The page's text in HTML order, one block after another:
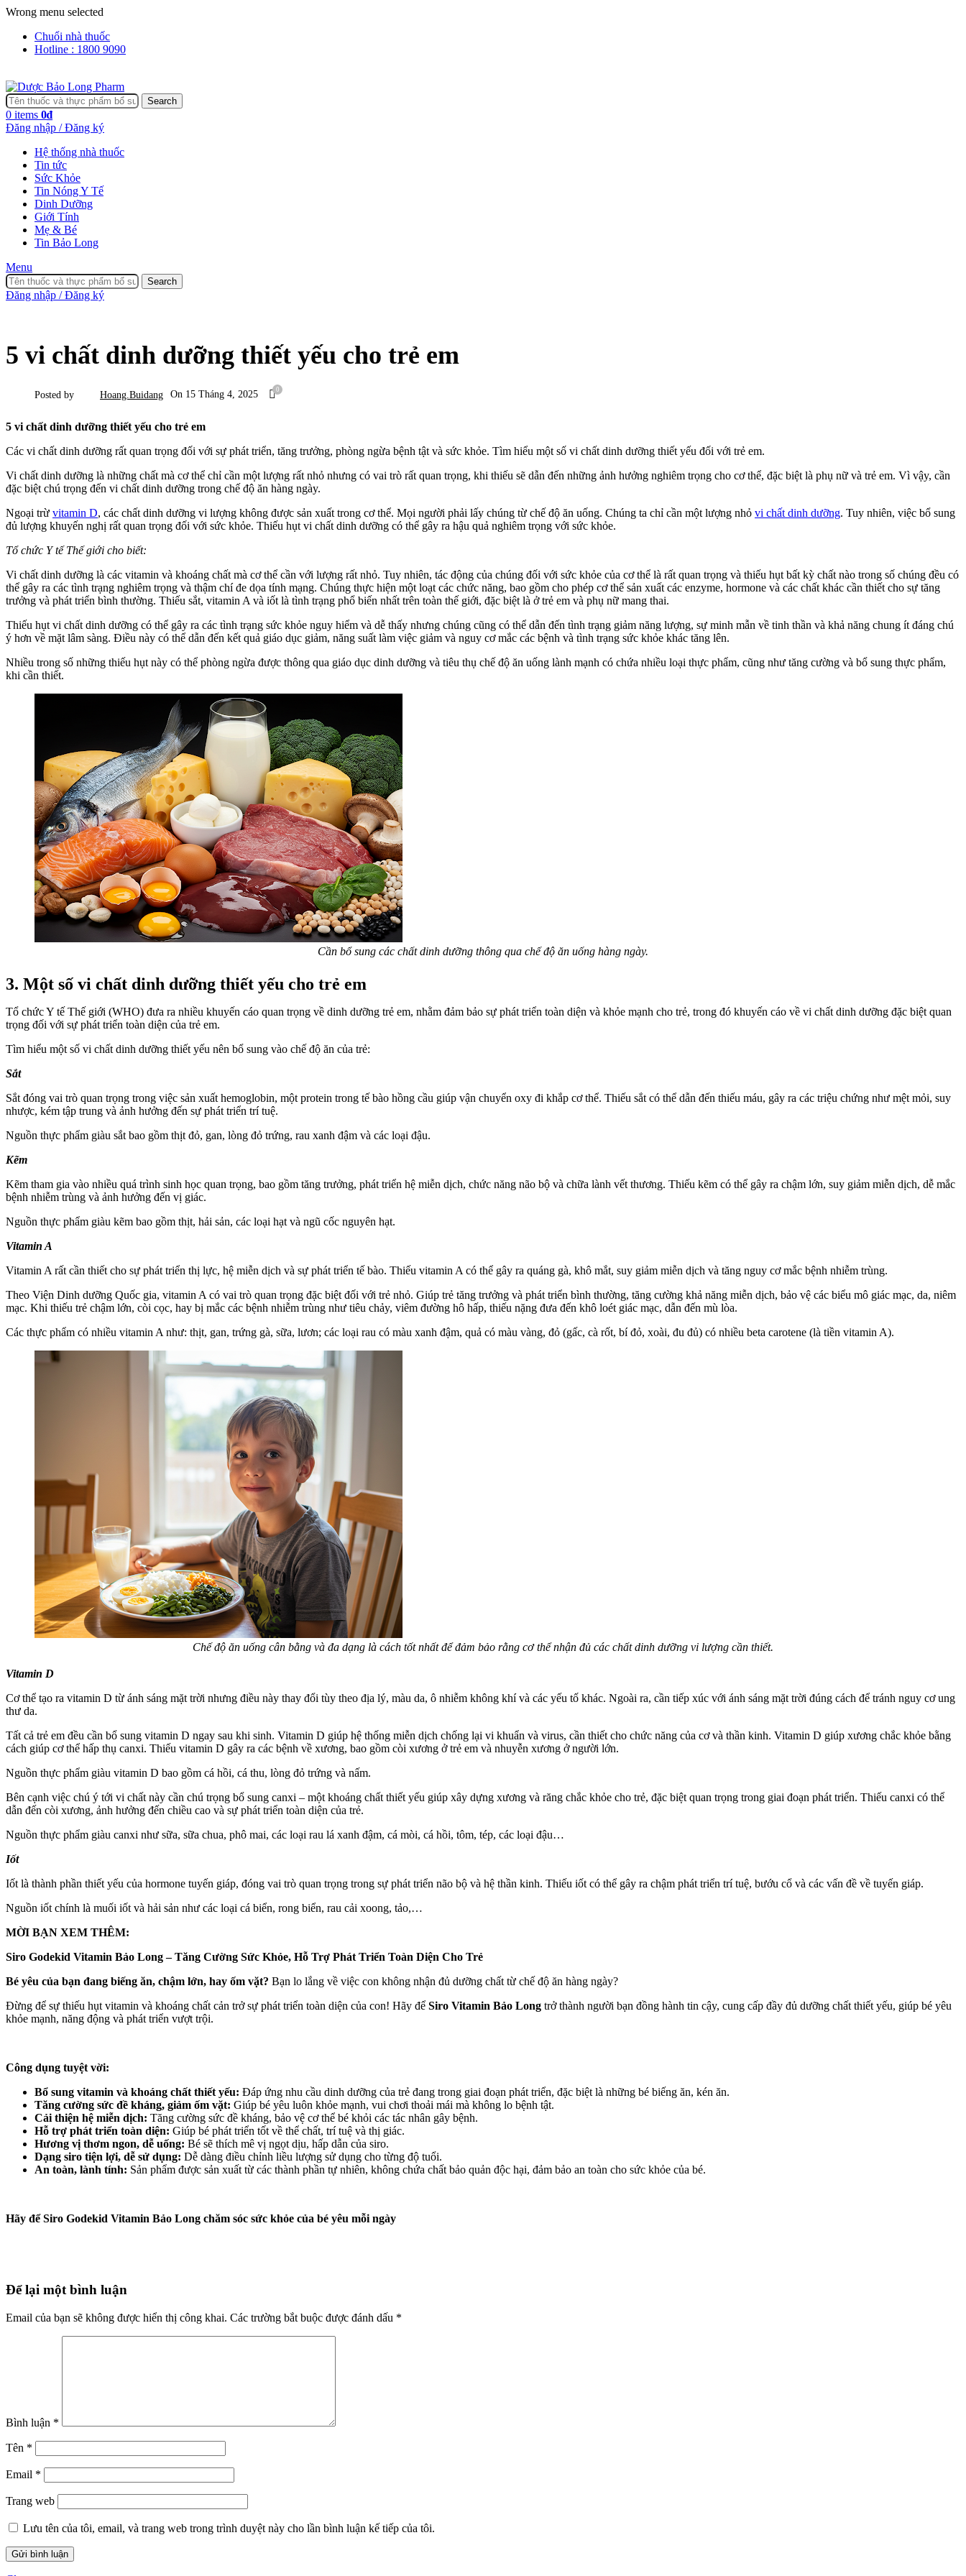
Wrong menu selected
Chuổi nhà thuốc
Hotline : 1800 9090
Search
0 items 0₫
Đăng nhập / Đăng ký
Hệ thống nhà thuốc
Tin tức
Sức Khỏe
Tin Nóng Y Tế
Dinh Dưỡng
Giới Tính
Mẹ & Bé
Tin Bảo Long
Menu
Search
Đăng nhập / Đăng ký
5 vi chất dinh dưỡng thiết yếu cho trẻ em
Posted by Hoang.buidang On 15 Tháng 4, 2025 0
5 vi chất dinh dưỡng thiết yếu cho trẻ em
Các vi chất dinh dưỡng rất quan trọng đối với sự phát triển, tăng trưởng, phòng ngừa bệnh tật và sức khỏe. Tìm hiểu một số vi chất dinh dưỡng thiết yếu đối với trẻ em.
Vi chất dinh dưỡng là những chất mà cơ thể chỉ cần một lượng rất nhỏ nhưng có vai trò rất quan trọng, khi thiếu sẽ dẫn đến những ảnh hưởng nghiêm trọng cho cơ thể, đặc biệt là phụ nữ và trẻ em. Vì vậy, cần
đặc biệt chú trọng đến vi chất dinh dưỡng trong chế độ ăn hàng ngày.
Ngoại trừ vitamin D, các chất dinh dưỡng vi lượng không được sản xuất trong cơ thể. Mọi người phải lấy chúng từ chế độ ăn uống. Chúng ta chỉ cần một lượng nhỏ vi chất dinh dưỡng. Tuy nhiên, việc bổ sung
đủ lượng khuyến nghị rất quan trọng đối với sức khỏe. Thiếu hụt vi chất dinh dưỡng có thể gây ra hậu quả nghiêm trọng với sức khỏe.
Tổ chức Y tế Thế giới cho biết:
Vi chất dinh dưỡng là các vitamin và khoáng chất mà cơ thể cần với lượng rất nhỏ. Tuy nhiên, tác động của chúng đối với sức khỏe của cơ thể là rất quan trọng và thiếu hụt bất kỳ chất nào trong số chúng đều có
thể gây ra các tình trạng nghiêm trọng và thậm chí đe dọa tính mạng. Chúng thực hiện một loạt các chức năng, bao gồm cho phép cơ thể sản xuất các enzyme, hormone và các chất khác cần thiết cho sự tăng
trưởng và phát triển bình thường. Thiếu sắt, vitamin A và iốt là tình trạng phổ biến nhất trên toàn thế giới, đặc biệt là ở trẻ em và phụ nữ mang thai.
Thiếu hụt vi chất dinh dưỡng có thể gây ra các tình trạng sức khỏe nguy hiểm và dễ thấy nhưng chúng cũng có thể dẫn đến tình trạng giảm năng lượng, sự minh mẫn về tinh thần và khả năng chung ít đáng chú
ý hơn về mặt lâm sàng. Điều này có thể dẫn đến kết quả giáo dục giảm, năng suất làm việc giảm và nguy cơ mắc các bệnh và tình trạng sức khỏe khác tăng lên.
Nhiều trong số những thiếu hụt này có thể phòng ngừa được thông qua giáo dục dinh dưỡng và tiêu thụ chế độ ăn uống lành mạnh có chứa nhiều loại thực phẩm, cũng như tăng cường và bổ sung thực phẩm,
khi cần thiết.
Cần bổ sung các chất dinh dưỡng thông qua chế độ ăn uống hàng ngày.
3. Một số vi chất dinh dưỡng thiết yếu cho trẻ em
Tổ chức Y tế Thế giới (WHO) đưa ra nhiều khuyến cáo quan trọng về dinh dưỡng trẻ em, nhằm đảm bảo sự phát triển toàn diện và khỏe mạnh cho trẻ, trong đó khuyến cáo về vi chất dinh dưỡng đặc biệt quan
trọng đối với sự phát triển toàn diện của trẻ em.
Tìm hiểu một số vi chất dinh dưỡng thiết yếu nên bổ sung vào chế độ ăn của trẻ:
Sắt
Sắt đóng vai trò quan trọng trong việc sản xuất hemoglobin, một protein trong tế bào hồng cầu giúp vận chuyển oxy đi khắp cơ thể. Thiếu sắt có thể dẫn đến thiếu máu, gây ra các triệu chứng như mệt mỏi, suy
nhược, kém tập trung và ảnh hưởng đến sự phát triển trí tuệ.
Nguồn thực phẩm giàu sắt bao gồm thịt đỏ, gan, lòng đỏ trứng, rau xanh đậm và các loại đậu.
Kẽm
Kẽm tham gia vào nhiều quá trình sinh học quan trọng, bao gồm tăng trưởng, phát triển hệ miễn dịch, chức năng não bộ và chữa lành vết thương. Thiếu kẽm có thể gây ra chậm lớn, suy giảm miễn dịch, dễ mắc
bệnh nhiễm trùng và ảnh hưởng đến vị giác.
Nguồn thực phẩm giàu kẽm bao gồm thịt, hải sản, các loại hạt và ngũ cốc nguyên hạt.
Vitamin A
Vitamin A rất cần thiết cho sự phát triển thị lực, hệ miễn dịch và sự phát triển tế bào. Thiếu vitamin A có thể gây ra quáng gà, khô mắt, suy giảm miễn dịch và tăng nguy cơ mắc bệnh nhiễm trùng.
Theo Viện Dinh dưỡng Quốc gia, vitamin A có vai trò quan trọng đặc biệt đối với trẻ nhỏ. Giúp trẻ tăng trưởng và phát triển bình thường, tăng cường khả năng miễn dịch, bảo vệ các biểu mô giác mạc, da, niêm
mạc. Khi thiếu trẻ chậm lớn, còi cọc, hay bị mắc các bệnh nhiễm trùng như tiêu chảy, viêm đường hô hấp, thiếu nặng đưa đến khô loét giác mạc, dẫn đến mù lòa.
Các thực phẩm có nhiều vitamin A như: thịt, gan, trứng gà, sữa, lươn; các loại rau có màu xanh đậm, quả có màu vàng, đỏ (gấc, cà rốt, bí đỏ, xoài, đu đủ) có nhiều beta carotene (là tiền vitamin A).
Chế độ ăn uống cân bằng và đa dạng là cách tốt nhất để đảm bảo rằng cơ thể nhận đủ các chất dinh dưỡng vi lượng cần thiết.
Vitamin D
Cơ thể tạo ra vitamin D từ ánh sáng mặt trời nhưng điều này thay đổi tùy theo địa lý, màu da, ô nhiễm không khí và các yếu tố khác. Ngoài ra, cần tiếp xúc với ánh sáng mặt trời đúng cách để tránh nguy cơ ung
thư da.
Tất cả trẻ em đều cần bổ sung vitamin D ngay sau khi sinh. Vitamin D giúp hệ thống miễn dịch chống lại vi khuẩn và virus, cần thiết cho chức năng của cơ và thần kinh. Vitamin D giúp xương chắc khỏe bằng
cách giúp cơ thể hấp thụ canxi. Thiếu vitamin D gây ra các bệnh về xương, bao gồm còi xương ở trẻ em và nhuyễn xương ở người lớn.
Nguồn thực phẩm giàu vitamin D bao gồm cá hồi, cá thu, lòng đỏ trứng và nấm.
Bên cạnh việc chú ý tới vi chất này cần chú trọng bổ sung canxi – một khoáng chất thiết yếu giúp xây dựng xương và răng chắc khỏe cho trẻ, đặc biệt quan trọng trong giai đoạn phát triển. Thiếu canxi có thể
dẫn đến còi xương, ảnh hưởng đến chiều cao và sự phát triển toàn diện của trẻ.
Nguồn thực phẩm giàu canxi như sữa, sữa chua, phô mai, các loại rau lá xanh đậm, cá mòi, cá hồi, tôm, tép, các loại đậu…
Iốt
Iốt là thành phần thiết yếu của hormone tuyến giáp, đóng vai trò quan trọng trong sự phát triển não bộ và hệ thần kinh. Thiếu iốt có thể gây ra chậm phát triển trí tuệ, bướu cổ và các vấn đề về tuyến giáp.
Nguồn iốt chính là muối iốt và hải sản như các loại cá biển, rong biển, rau cải xoong, tảo,…
MỜI BẠN XEM THÊM:
Siro Godekid Vitamin Bảo Long – Tăng Cường Sức Khỏe, Hỗ Trợ Phát Triển Toàn Diện Cho Trẻ
Bé yêu của bạn đang biếng ăn, chậm lớn, hay ốm vặt? Bạn lo lắng về việc con không nhận đủ dưỡng chất từ chế độ ăn hàng ngày?
Đừng để sự thiếu hụt vitamin và khoáng chất cản trở sự phát triển toàn diện của con! Hãy để Siro Vitamin Bảo Long trở thành người bạn đồng hành tin cậy, cung cấp đầy đủ dưỡng chất thiết yếu, giúp bé yêu
khỏe mạnh, năng động và phát triển vượt trội.
Công dụng tuyệt vời:
Bổ sung vitamin và khoáng chất thiết yếu: Đáp ứng nhu cầu dinh dưỡng của trẻ đang trong giai đoạn phát triển, đặc biệt là những bé biếng ăn, kén ăn.
Tăng cường sức đề kháng, giảm ốm vặt: Giúp bé yêu luôn khỏe mạnh, vui chơi thoải mái mà không lo bệnh tật.
Cải thiện hệ miễn dịch: Tăng cường sức đề kháng, bảo vệ cơ thể bé khỏi các tác nhân gây bệnh.
Hỗ trợ phát triển toàn diện: Giúp bé phát triển tốt về thể chất, trí tuệ và thị giác.
Hương vị thơm ngon, dễ uống: Bé sẽ thích mê vị ngọt dịu, hấp dẫn của siro.
Dạng siro tiện lợi, dễ sử dụng: Dễ dàng điều chỉnh liều lượng sử dụng cho từng độ tuổi.
An toàn, lành tính: Sản phẩm được sản xuất từ các thành phần tự nhiên, không chứa chất bảo quản độc hại, đảm bảo an toàn cho sức khỏe của bé.
Hãy để Siro Godekid Vitamin Bảo Long chăm sóc sức khỏe của bé yêu mỗi ngày
Để lại một bình luận
Email của bạn sẽ không được hiển thị công khai. Các trường bắt buộc được đánh dấu *
Bình luận *
Tên *
Email *
Trang web
Lưu tên của tôi, email, và trang web trong trình duyệt này cho lần bình luận kế tiếp của tôi.